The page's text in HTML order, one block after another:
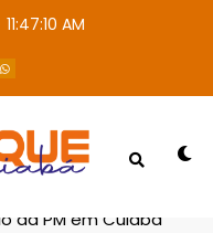
11:47:11 AM
da PM em Cuiabá